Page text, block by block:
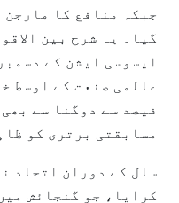
گیا۔ یہ شرح بین
فیصد سے دوگنا سے
مسابقتی برتری کو